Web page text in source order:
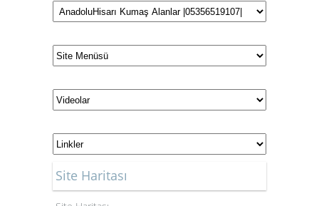
Site Haritası